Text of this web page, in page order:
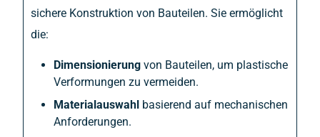
sichere Konstruktion von Bauteilen. Sie ermöglicht
die:
Dimensionierung von Bauteilen, um plastische
Verformungen zu vermeiden.
Materialauswahl basierend auf mechanischen
Anforderungen.